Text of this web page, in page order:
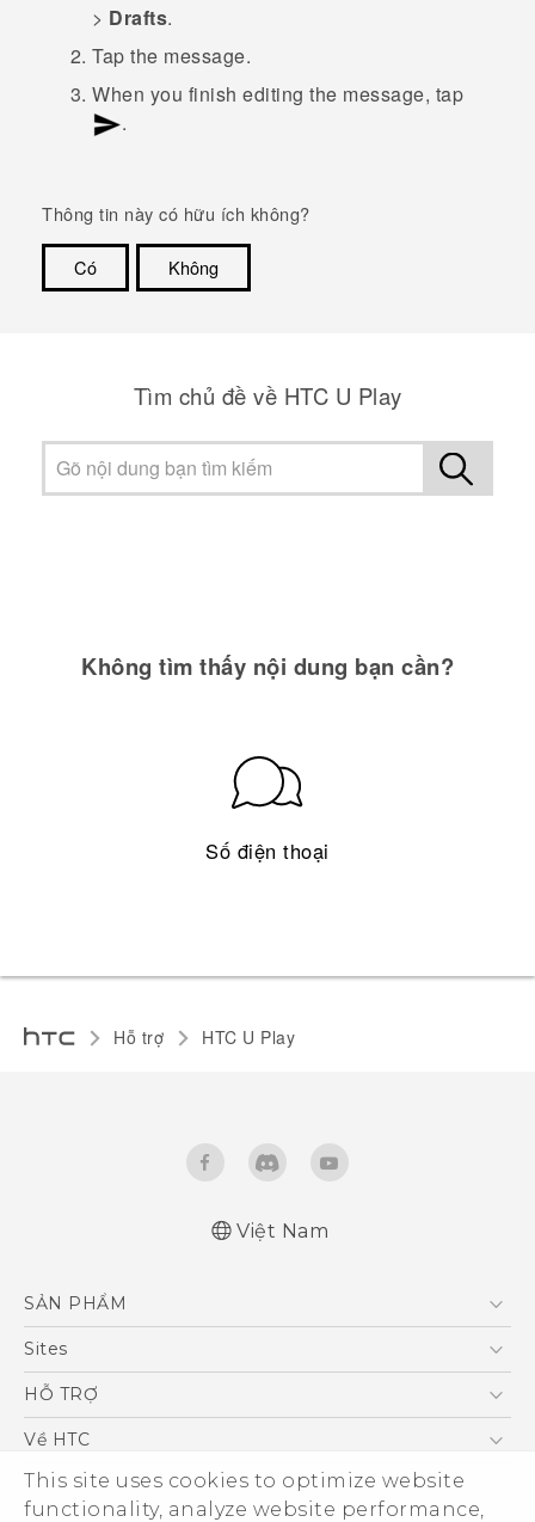
This site uses cookies to optimize website
functionality, analyze website performance,
> Drafts.
Tap the message.
When you finish editing the message, tap
.
Thông tin này có hữu ích không?
Có
Không
Tìm chủ đề về HTC U Play
Không tìm thấy nội dung bạn cần?
Số điện thoại
Hỗ trợ HTC U Play‎
Việt Nam
SẢN PHẨM
5G
Điện Thoại Thông Minh
VIVE
Sites
HTC Dev
HỖ TRỢ
Trung tâm hỗ trợ
Hỗ trợ bảo hành HTC
Về HTC
ESG
Nhà đầu tư